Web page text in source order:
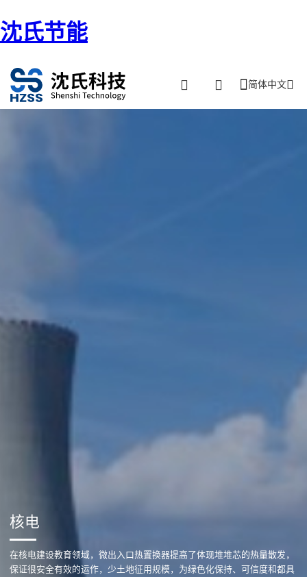
沈氏节能
简体中文
核电
在核电建设教育领域，微出入口热置换器提高了体现堆堆芯的热量散发，
保证很安全有效的运作，少土地征用规模，为绿色化保持、可信度和都具